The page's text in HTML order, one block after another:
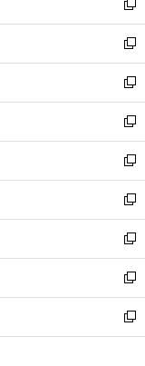
ィ
ン
ド
ウ
で
開
く
い
ウ
ィ
ン
ド
ウ
で
開
く
新
し
い
ウ
ィ
ン
ド
ウ
で
開
く
新
し
い
ウ
ィ
ン
ド
ウ
で
開
く
新
し
い
ウ
ィ
ン
ド
ウ
で
開
く
新
し
い
ウ
ィ
ン
ド
ウ
で
開
く
新
し
い
ウ
ィ
ン
ド
ウ
で
開
新
し
い
ウ
ィ
ン
ド
ウ
新
し
い
ウ
ィ
ン
新
し
い
ウ
新
し